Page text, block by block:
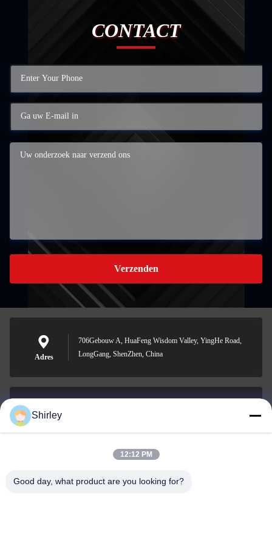
CONTACT
Verzenden
Adres
706Gebouw A, HuaFeng Wisdom Valley, YingHe Road,
LongGang, ShenZhen, China
0086-18148506772
Shirley
12:12 PM
Good day, what product are you looking for?